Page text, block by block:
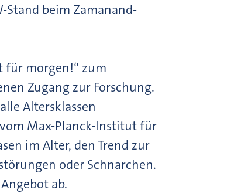
Stand beim Zamanand-
für morgen!“ zum
Zugang zur Forschung.
Altersklassen
Max-Planck-Institut für
im Alter, den Trend zur
oder Schnarchen.
ab.